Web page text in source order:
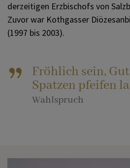
derzeitigen Erzbischofs von
Zuvor war Kothgasser
(1997 bis 2003).
Fröhlich sein,
Spatzen pfeifen
Wahlspruch